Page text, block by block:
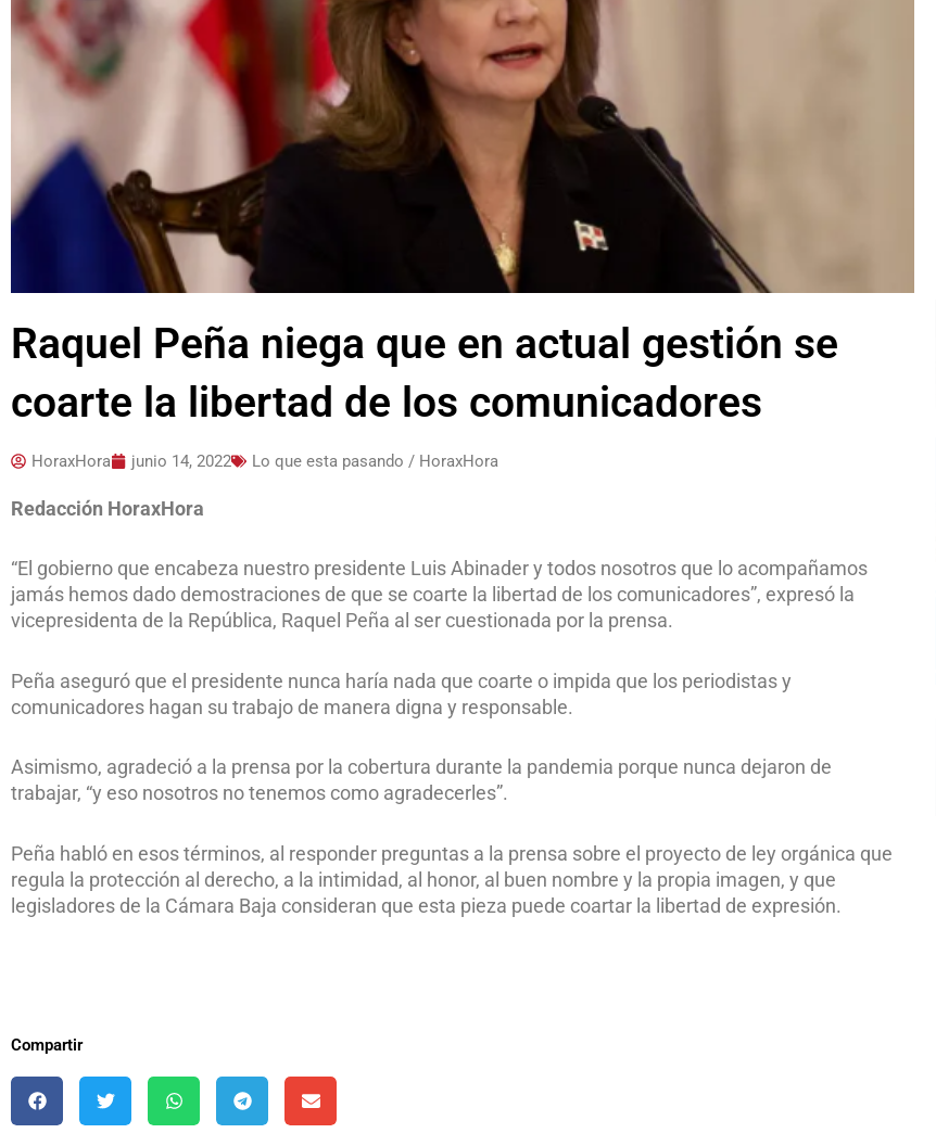
Raquel Peña niega que en actual gestión se
coarte la libertad de los comunicadores
HoraxHora junio 14, 2022 Lo que esta pasando / HoraxHora
Redacción HoraxHora
“El gobierno que encabeza nuestro presidente Luis Abinader y todos nosotros que lo acompañamos
jamás hemos dado demostraciones de que se coarte la libertad de los comunicadores”, expresó la
vicepresidenta de la República, Raquel Peña al ser cuestionada por la prensa.
Peña aseguró que el presidente nunca haría nada que coarte o impida que los periodistas y
comunicadores hagan su trabajo de manera digna y responsable.
Asimismo, agradeció a la prensa por la cobertura durante la pandemia porque nunca dejaron de
trabajar, “y eso nosotros no tenemos como agradecerles”.
Peña habló en esos términos, al responder preguntas a la prensa sobre el proyecto de ley orgánica que
regula la protección al derecho, a la intimidad, al honor, al buen nombre y la propia imagen, y que
legisladores de la Cámara Baja consideran que esta pieza puede coartar la libertad de expresión.
Compartir